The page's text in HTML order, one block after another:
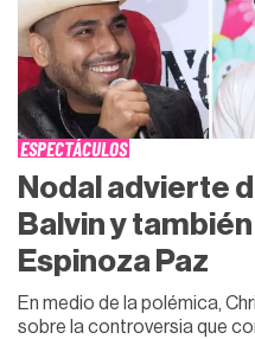
ESPECTÁCULOS
Nodal advierte
Balvin y
Espinoza Paz
En medio de la polémica,
sobre la controversia que